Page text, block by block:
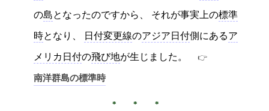
の島となったのですから、 それが事実上の標準
時となり、 日付変更線のアジア日付側にあるア
メリカ日付の飛び地が生じました。
南洋群島の標準時